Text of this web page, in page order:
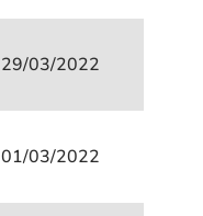
29/03/2022
01/03/2022